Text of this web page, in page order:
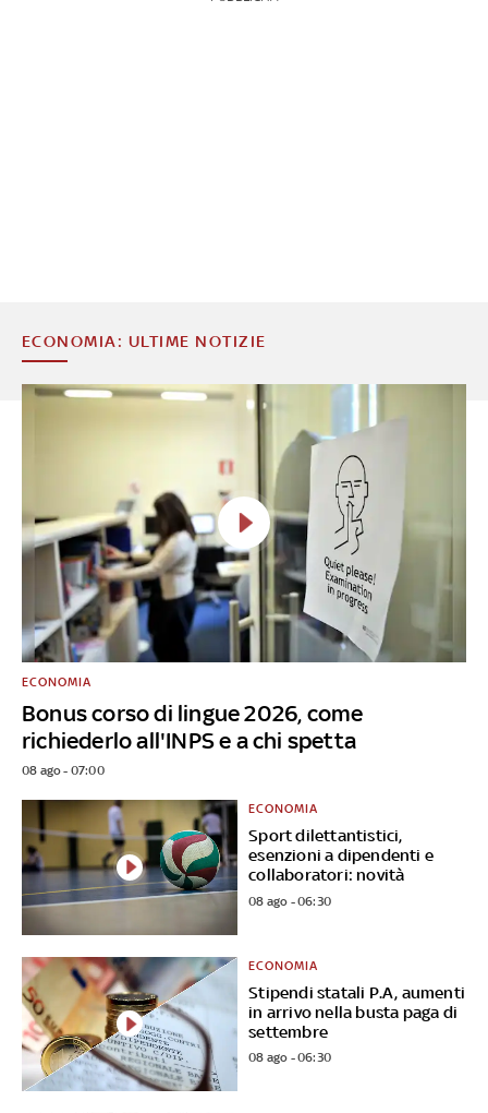
ECONOMIA: ULTIME NOTIZIE
Bonus corso di lingue 2026, come
richiederlo all'INPS e a chi spetta
ECONOMIA
08 ago - 07:00
Sport dilettantistici,
esenzioni a dipendenti e
collaboratori: novità
ECONOMIA
08 ago - 06:30
Stipendi statali P.A, aumenti
in arrivo nella busta paga di
settembre
ECONOMIA
08 ago - 06:30